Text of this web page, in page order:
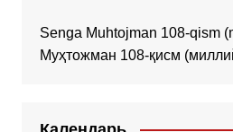
Senga Muhtojman 108-qism
Муҳтожман 108-қисм